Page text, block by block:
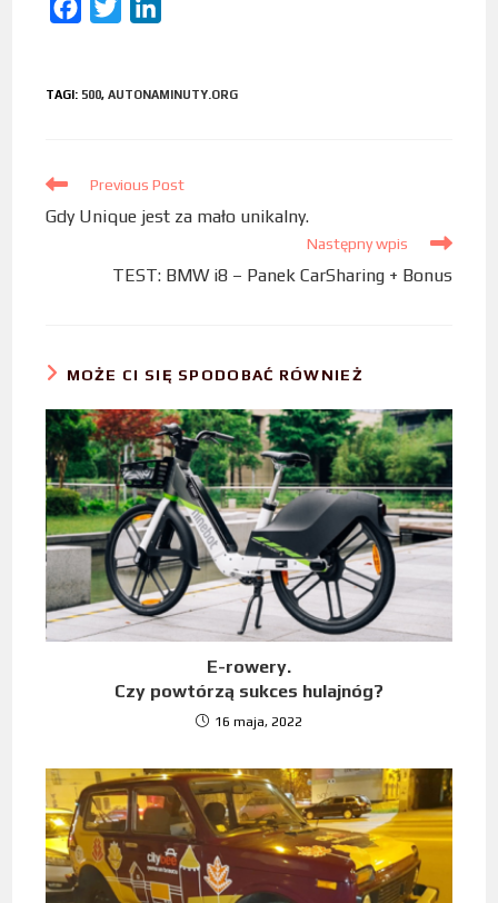
e
o
k
t
r
k
I
n
TAGI : 500, AUTONAMINUTY.ORG
Previous Post
Gdy Unique jest za mało unikalny.
Następny wpis
TEST: BMW i8 – Panek CarSharing + Bonus
MOŻE CI SIĘ SPODOBAĆ RÓWNIEŻ
E-rowery.
Czy powtórzą sukces hulajnóg?
16 maja, 2022